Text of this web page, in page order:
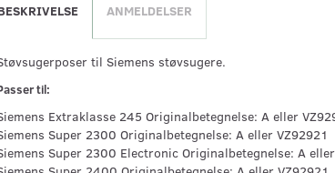
ANMELDELSER
til Siemens støvsugere.
til:
Extraklasse 245 Originalbetegnelse: A eller
Super 2300 Originalbetegnelse: A eller VZ92921
Super 2300 Electronic Originalbetegnelse: A